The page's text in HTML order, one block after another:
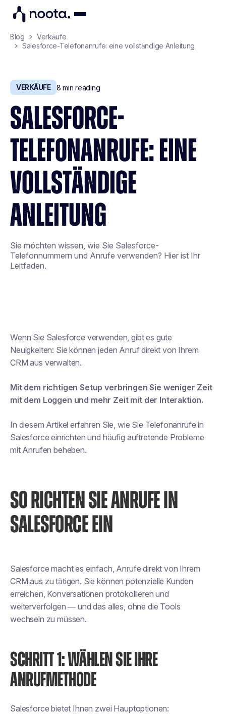
Blog
Verkäufe
Salesforce-Telefonanrufe: eine vollständige Anleitung
VERKÄUFE 8 min reading
SALESFORCE-
TELEFONANRUFE: EINE
VOLLSTÄNDIGE
ANLEITUNG
Sie möchten wissen, wie Sie Salesforce-
Telefonnummern und Anrufe verwenden? Hier ist Ihr
Leitfaden.
Wenn Sie Salesforce verwenden, gibt es gute
Neuigkeiten: Sie können jeden Anruf direkt von Ihrem
CRM aus verwalten.
Mit dem richtigen Setup verbringen Sie weniger Zeit
mit dem Loggen und mehr Zeit mit der Interaktion.
In diesem Artikel erfahren Sie, wie Sie Telefonanrufe in
Salesforce einrichten und häufig auftretende Probleme
mit Anrufen beheben.
SO RICHTEN SIE ANRUFE IN
SALESFORCE EIN
Salesforce macht es einfach, Anrufe direkt von Ihrem
CRM aus zu tätigen. Sie können potenzielle Kunden
erreichen, Konversationen protokollieren und
weiterverfolgen — und das alles, ohne die Tools
wechseln zu müssen.
SCHRITT 1: WÄHLEN SIE IHRE
ANRUFMETHODE
Salesforce bietet Ihnen zwei Hauptoptionen: